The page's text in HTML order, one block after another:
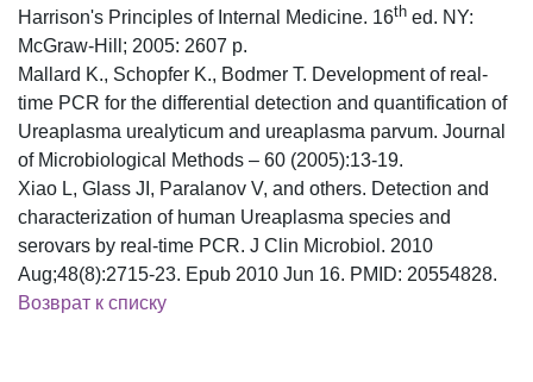
Harrison's Principles of Internal Medicine. 16th ed. NY:
McGraw-Hill; 2005: 2607 p.
Mallard K., Schopfer K., Bodmer T. Development of real-
time PCR for the differential detection and quantification of
Ureaplasma urealyticum and ureaplasma parvum. Journal
of Microbiological Methods – 60 (2005):13-19.
Xiao L, Glass JI, Paralanov V, and others. Detection and
characterization of human Ureaplasma species and
serovars by real-time PCR. J Clin Microbiol. 2010
Aug;48(8):2715-23. Epub 2010 Jun 16. PMID: 20554828.
Возврат к списку